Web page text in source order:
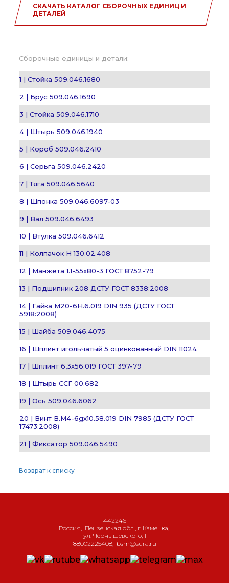
СКАЧАТЬ КАТАЛОГ СБОРОЧНЫХ ЕДИНИЦ И
ДЕТАЛЕЙ
Сборочные единицы и детали:
1 | Стойка 509.046.1680
2 | Брус 509.046.1690
3 | Стойка 509.046.1710
4 | Штырь 509.046.1940
5 | Короб 509.046.2410
6 | Серьга 509.046.2420
7 | Тяга 509.046.5640
8 | Шпонка 509.046.6097-03
9 | Вал 509.046.6493
10 | Втулка 509.046.6412
11 | Колпачок Н 130.02.408
12 | Манжета 1.1-55х80-3 ГОСТ 8752-79
13 | Подшипник 208 ДСТУ ГОСТ 8338:2008
14 | Гайка М20-6Н.6.019 DIN 935 (ДСТУ ГОСТ
5918:2008)
15 | Шайба 509.046.4075
16 | Шплинт игольчатый 5 оцинкованный DIN 11024
17 | Шплинт 6,3х56.019 ГОСТ 397-79
18 | Штырь ССГ 00.682
19 | Ось 509.046.6062
20 | Винт В.М4-6gх10.58.019 DIN 7985 (ДСТУ ГОСТ
17473:2008)
21 | Фиксатор 509.046.5490
Возврат к списку
442246
Россия, Пензенская обл., г. Каменка,
ул. Чернышевского, 1
88002225408, bsm@sura.ru